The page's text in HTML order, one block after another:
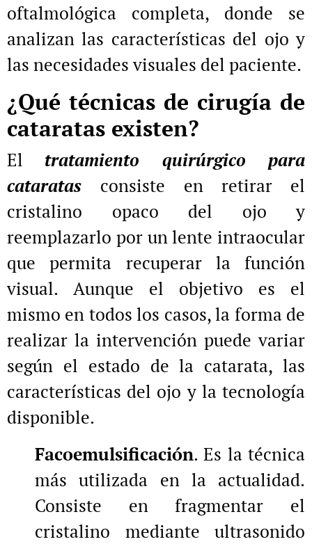
oftalmológica completa, donde se
analizan las características del ojo y
las necesidades visuales del paciente.
¿Qué técnicas de cirugía de
cataratas existen?
El tratamiento quirúrgico para
cataratas consiste en retirar el
cristalino opaco del ojo y
reemplazarlo por un lente intraocular
que permita recuperar la función
visual. Aunque el objetivo es el
mismo en todos los casos, la forma de
realizar la intervención puede variar
según el estado de la catarata, las
características del ojo y la tecnología
disponible.
Facoemulsificación. Es la técnica
más utilizada en la actualidad.
Consiste en fragmentar el
cristalino mediante ultrasonido